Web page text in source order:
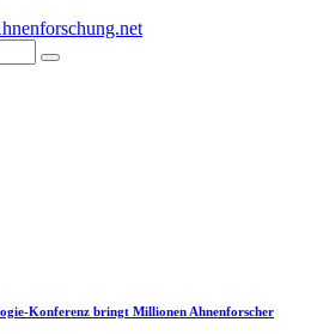
Konferenz bringt Millionen Ahnenforscher